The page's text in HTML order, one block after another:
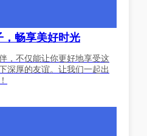
畅享美好时光
，不仅能让你更好地享受这
深厚的友谊。让我们一起出